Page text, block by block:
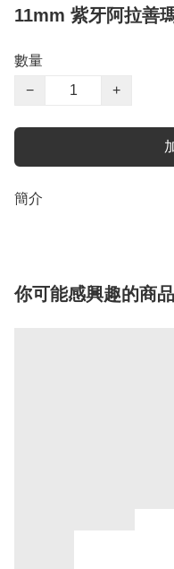
11mm 紫牙阿拉善
數量
−
+
簡介
你可能感興趣的商品